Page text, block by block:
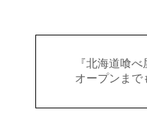
『北海道喰
オープンまで